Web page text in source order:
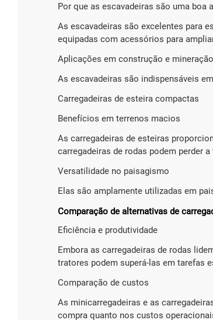
Por que as escavadeiras são uma boa
As escavadeiras são excelentes para
equipadas com acessórios para
Aplicações em construção e mineração
As escavadeiras são indispensáveis
Carregadeiras de esteira compactas
Benefícios em terrenos macios
As carregadeiras de esteiras
carregadeiras de rodas podem perder a
Versatilidade no paisagismo
Elas são amplamente utilizadas em
Comparação de alternativas de
Eficiência e produtividade
Embora as carregadeiras de rodas
tratores podem superá-las em tarefas
Comparação de custos
As minicarregadeiras e as
compra quanto nos custos